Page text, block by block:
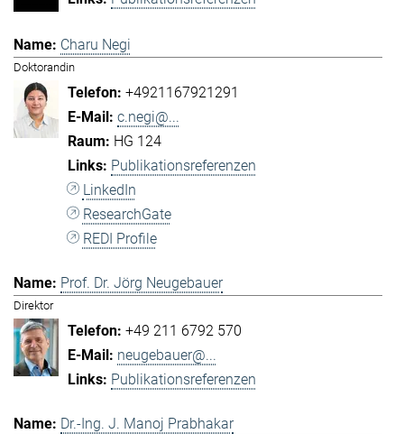
Charu Negi
Doktorandin
+4921167921291
c.negi@...
HG 124
Publikationsreferenzen
LinkedIn
ResearchGate
REDI Profile
Prof. Dr. Jörg Neugebauer
Direktor
+49 211 6792 570
neugebauer@...
Publikationsreferenzen
Dr.-Ing. J. Manoj Prabhakar